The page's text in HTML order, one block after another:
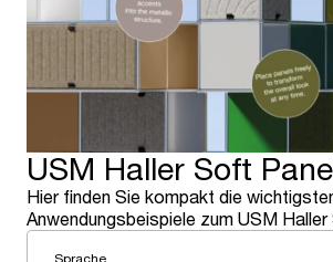
USM Haller Soft
Hier finden Sie kompakt die
Anwendungsbeispiele zum USM Haller
Sprache